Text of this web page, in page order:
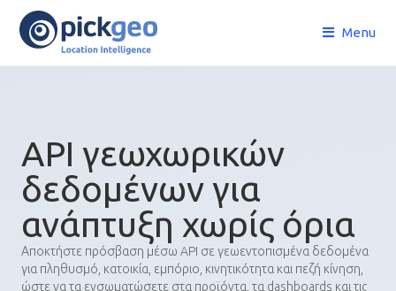
Menu
API γεωχωρικών
δεδομένων για
ανάπτυξη χωρίς όρια
Αποκτήστε πρόσβαση μέσω API σε γεωεντοπισμένα δεδομένα
για πληθυσμό, κατοικία, εμπόριο, κινητικότητα και πεζή κίνηση,
ώστε να τα ενσωματώσετε στα προϊόντα, τα dashboards και τις